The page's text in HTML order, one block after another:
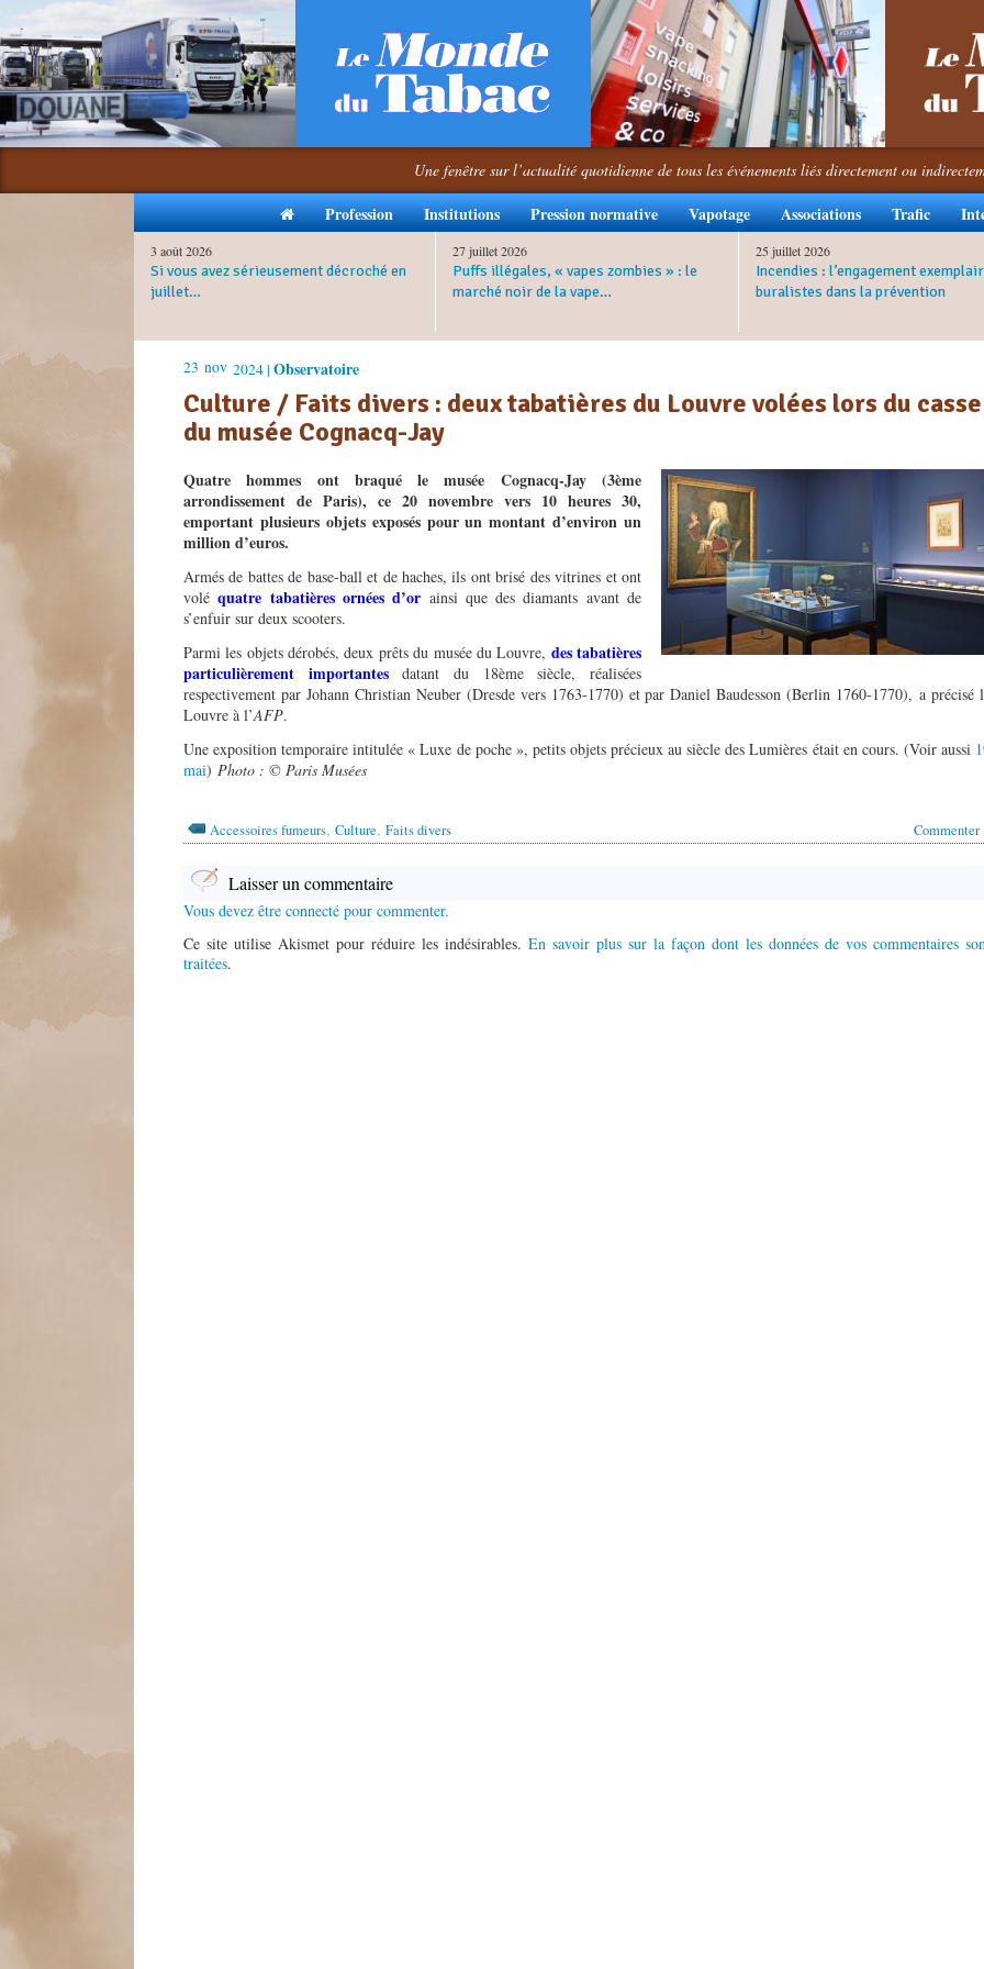
Une fenêtre sur l’actualité quotidienne de tous les événements liés directement ou
Profession Institutions Pression normative Vapotage Associations Trafic
3 août 2026
Si vous avez sérieusement décroché en
juillet…
27 juillet 2026
Puffs illégales, « vapes zombies » : le
marché noir de la vape…
25 juillet 2026
Incendies : l’engagement
buralistes dans la prévention
23 nov 2024 | Observatoire
Culture / Faits divers : deux tabatières du Louvre volées lors du casse
du musée Cognacq-Jay
Quatre hommes ont braqué le musée Cognacq-Jay (3ème
arrondissement de Paris), ce 20 novembre vers 10 heures 30,
emportant plusieurs objets exposés pour un montant d’environ un
million d’euros.
Armés de battes de base-ball et de haches, ils ont brisé des vitrines et ont
voléquatre tabatières ornées d’or ainsi que des diamants avant de
s’enfuir sur deux scooters.
Parmi les objets dérobés, deux prêts du musée du Louvre, des tabatières
particulièrement importantesdatant du 18ème siècle, réalisées
respectivement par Johann Christian Neuber (Dresde vers 1763-1770) et par Daniel Baudesson (Berlin 1760-1770), a précisé
Louvre à l’AFP.
Une exposition temporaire intitulée « Luxe de poche », petits objets précieux au siècle des Lumières était en cours. (Voir aussi
mai) Photo : © Paris Musées
Commenter
Accessoires fumeurs, Culture, Faits divers
Laisser un commentaire
Vous devez être connecté pour commenter.
Ce site utilise Akismet pour réduire les indésirables. En savoir plus sur la façon dont les données de vos commentaires
traitées.